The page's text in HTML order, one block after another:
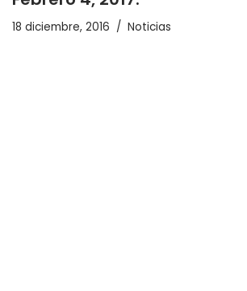
18 diciembre, 2016 Noticias